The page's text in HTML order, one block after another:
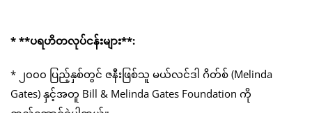
* **ပရဟိတလုပ်ငန်းများ**:
* ၂၀၀၀ ပြည့်နှစ်တွင် ဇနီးဖြစ်သူ မယ်လင်ဒါ ဂိတ်စ် (Melinda
Gates) နှင့်အတူ Bill & Melinda Gates Foundation ကို